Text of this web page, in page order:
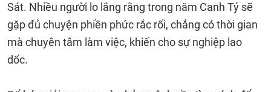
Sát. Nhiều người lo lắng rằng trong năm Canh Tý sẽ
gặp đủ chuyện phiền phức rắc rối, chẳng có thời gian
mà chuyên tâm làm việc, khiến cho sự nghiệp lao
dốc.